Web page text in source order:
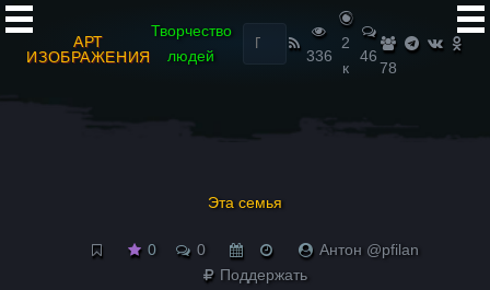
АРТ
ИЗОБРАЖЕНИЯ
Творчество
людей
Найти:
336
2
к
46
78
Эта семья
0 0
Антон @pfilan
Поддержать